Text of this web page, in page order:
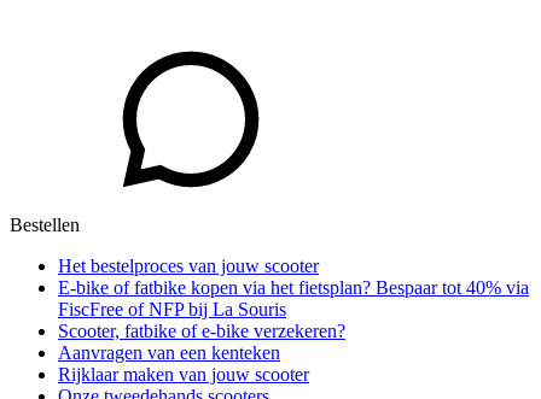
Bestellen
Het bestelproces van jouw scooter
E-bike of fatbike kopen via het fietsplan? Bespaar tot 40% via
FiscFree of NFP bij La Souris
Scooter, fatbike of e-bike verzekeren?
Aanvragen van een kenteken
Rijklaar maken van jouw scooter